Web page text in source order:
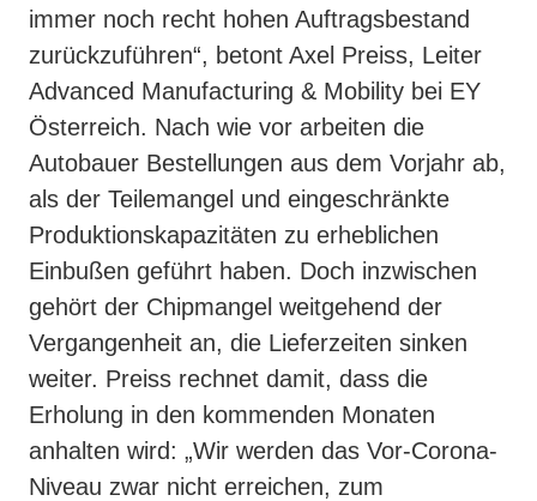
immer noch recht hohen Auftragsbestand
zurückzuführen“, betont Axel Preiss, Leiter
Advanced Manufacturing & Mobility bei EY
Österreich. Nach wie vor arbeiten die
Autobauer Bestellungen aus dem Vorjahr ab,
als der Teilemangel und eingeschränkte
Produktionskapazitäten zu erheblichen
Einbußen geführt haben. Doch inzwischen
gehört der Chipmangel weitgehend der
Vergangenheit an, die Lieferzeiten sinken
weiter. Preiss rechnet damit, dass die
Erholung in den kommenden Monaten
anhalten wird: „Wir werden das Vor-Corona-
Niveau zwar nicht erreichen, zum